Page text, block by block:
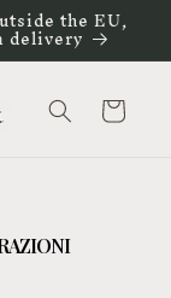
the EU,
delivery
Carrello